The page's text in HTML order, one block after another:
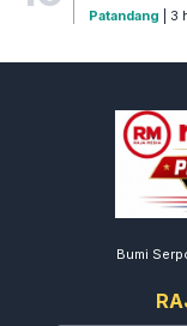
Patandang | 3
Bumi